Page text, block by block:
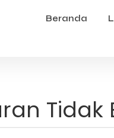
Beranda
Tidak